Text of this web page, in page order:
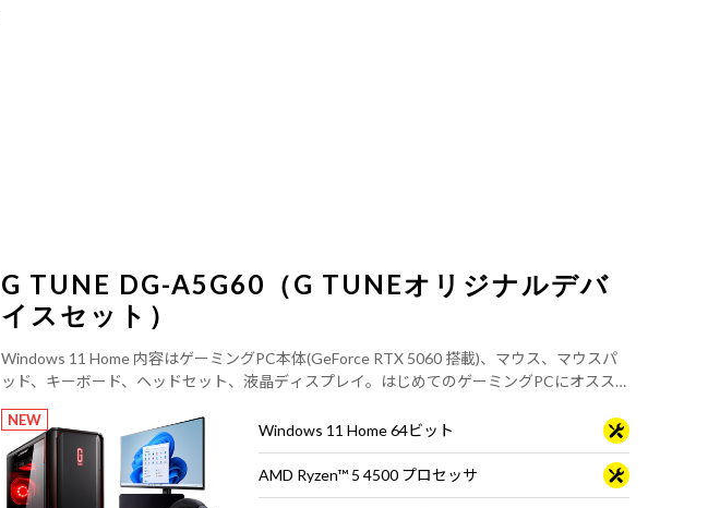
G TUNE DG-A5G60（G TUNEオリジナルデバ
イスセット）
Windows 11 Home 内容はゲーミングPC本体(GeForce RTX 5060 搭載)、マウス、マウスパ
ッド、キーボード、ヘッドセット、液晶ディスプレイ。はじめてのゲーミングPCにオスス
NEW
Windows 11 Home 64ビット
AMD Ryzen™ 5 4500 プロセッサ